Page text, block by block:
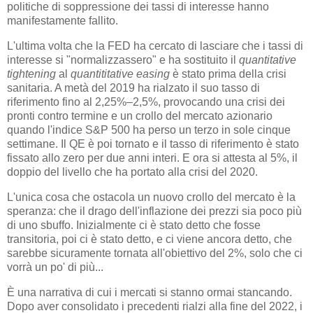
politiche di soppressione dei tassi di interesse hanno
manifestamente fallito.
L'ultima volta che la FED ha cercato di lasciare che i tassi di
interesse si "normalizzassero" e ha sostituito il quantitative
tightening al quantititative easing è stato prima della crisi
sanitaria. A metà del 2019 ha rialzato il suo tasso di
riferimento fino al 2,25%–2,5%, provocando una crisi dei
pronti contro termine e un crollo del mercato azionario
quando l'indice S&P 500 ha perso un terzo in sole cinque
settimane. Il QE è poi tornato e il tasso di riferimento è stato
fissato allo zero per due anni interi. E ora si attesta al 5%, il
doppio del livello che ha portato alla crisi del 2020.
L'unica cosa che ostacola un nuovo crollo del mercato è la
speranza: che il drago dell'inflazione dei prezzi sia poco più
di uno sbuffo. Inizialmente ci è stato detto che fosse
transitoria, poi ci è stato detto, e ci viene ancora detto, che
sarebbe sicuramente tornata all'obiettivo del 2%, solo che ci
vorrà un po' di più...
È una narrativa di cui i mercati si stanno ormai stancando.
Dopo aver consolidato i precedenti rialzi alla fine del 2022, i